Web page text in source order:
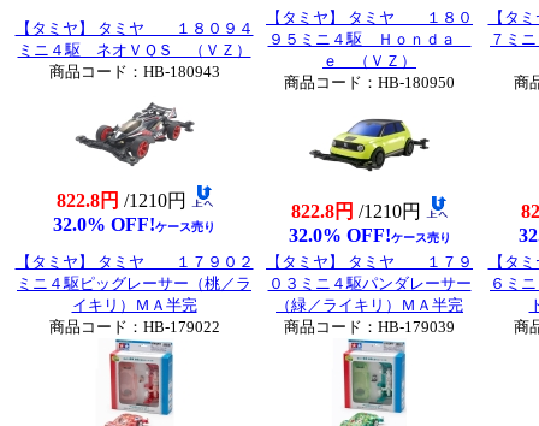
【タミヤ】 タミヤ １８０９４
ミニ４駆 ネオＶＱＳ （ＶＺ）
商品コード：HB-180943
822.8円 /1210円
32.0% OFF!ケース売り
【タミヤ】 タミヤ １８０
９５ミニ４駆 Ｈｏｎｄａ
ｅ （ＶＺ）
商品コード：HB-180950
822.8円 /1210円
32.0% OFF!ケース売り
【タ
７ミ
商
【タミヤ】 タミヤ １７９０２
ミニ４駆ピッグレーサー（桃／ラ
イキリ）ＭＡ半完
商品コード：HB-179022
【タミヤ】 タミヤ １７９
０３ミニ４駆パンダレーサー
（緑／ライキリ）ＭＡ半完
商品コード：HB-179039
【タ
６ミ
商